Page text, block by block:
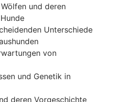
und deren
Unterschiede
von
und Genetik in
deren Vorgeschichte